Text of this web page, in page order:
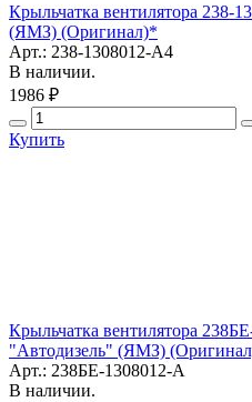
Крыльчатка вентилятора
(ЯМЗ) (Оригинал)*
Арт.: 238-1308012-А4
В наличии.
1986 ₽
Купить
Крыльчатка вентилятора
"Автодизель" (ЯМЗ)
Арт.: 238БЕ-1308012-А
В наличии.